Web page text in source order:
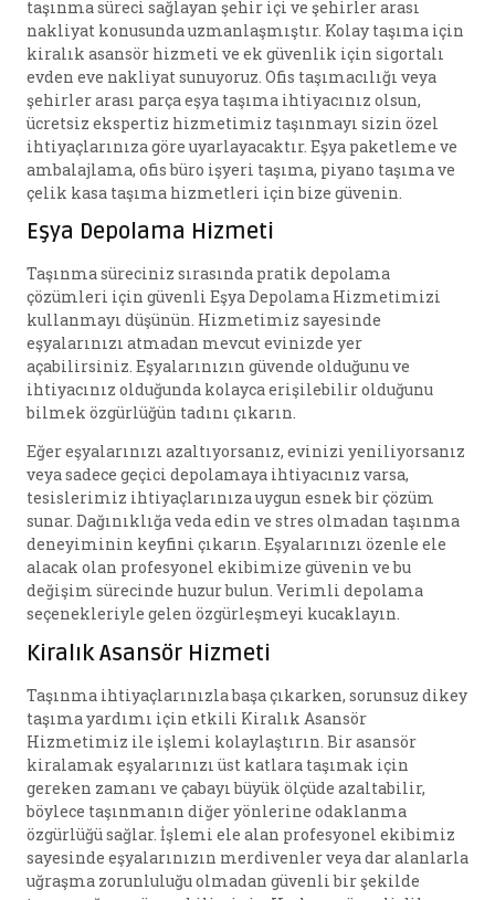
taşınma süreci sağlayan şehir içi ve şehirler arası
nakliyat konusunda uzmanlaşmıştır. Kolay taşıma için
kiralık asansör hizmeti ve ek güvenlik için sigortalı
evden eve nakliyat sunuyoruz. Ofis taşımacılığı veya
şehirler arası parça eşya taşıma ihtiyacınız olsun,
ücretsiz ekspertiz hizmetimiz taşınmayı sizin özel
ihtiyaçlarınıza göre uyarlayacaktır. Eşya paketleme ve
ambalajlama, ofis büro işyeri taşıma, piyano taşıma ve
çelik kasa taşıma hizmetleri için bize güvenin.
Eşya Depolama Hizmeti
Taşınma süreciniz sırasında pratik depolama
çözümleri için güvenli Eşya Depolama Hizmetimizi
kullanmayı düşünün. Hizmetimiz sayesinde
eşyalarınızı atmadan mevcut evinizde yer
açabilirsiniz. Eşyalarınızın güvende olduğunu ve
ihtiyacınız olduğunda kolayca erişilebilir olduğunu
bilmek özgürlüğün tadını çıkarın.
Eğer eşyalarınızı azaltıyorsanız, evinizi yeniliyorsanız
veya sadece geçici depolamaya ihtiyacınız varsa,
tesislerimiz ihtiyaçlarınıza uygun esnek bir çözüm
sunar. Dağınıklığa veda edin ve stres olmadan taşınma
deneyiminin keyfini çıkarın. Eşyalarınızı özenle ele
alacak olan profesyonel ekibimize güvenin ve bu
değişim sürecinde huzur bulun. Verimli depolama
seçenekleriyle gelen özgürleşmeyi kucaklayın.
Kiralık Asansör Hizmeti
Taşınma ihtiyaçlarınızla başa çıkarken, sorunsuz dikey
taşıma yardımı için etkili Kiralık Asansör
Hizmetimiz ile işlemi kolaylaştırın. Bir asansör
kiralamak eşyalarınızı üst katlara taşımak için
gereken zamanı ve çabayı büyük ölçüde azaltabilir,
böylece taşınmanın diğer yönlerine odaklanma
özgürlüğü sağlar. İşlemi ele alan profesyonel ekibimiz
sayesinde eşyalarınızın merdivenler veya dar alanlarla
uğraşma zorunluluğu olmadan güvenli bir şekilde